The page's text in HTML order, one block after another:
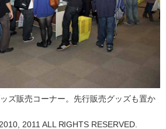
ズ販売コーナー。先行販売グッズも置か
2011 ALL RIGHTS RESERVED.